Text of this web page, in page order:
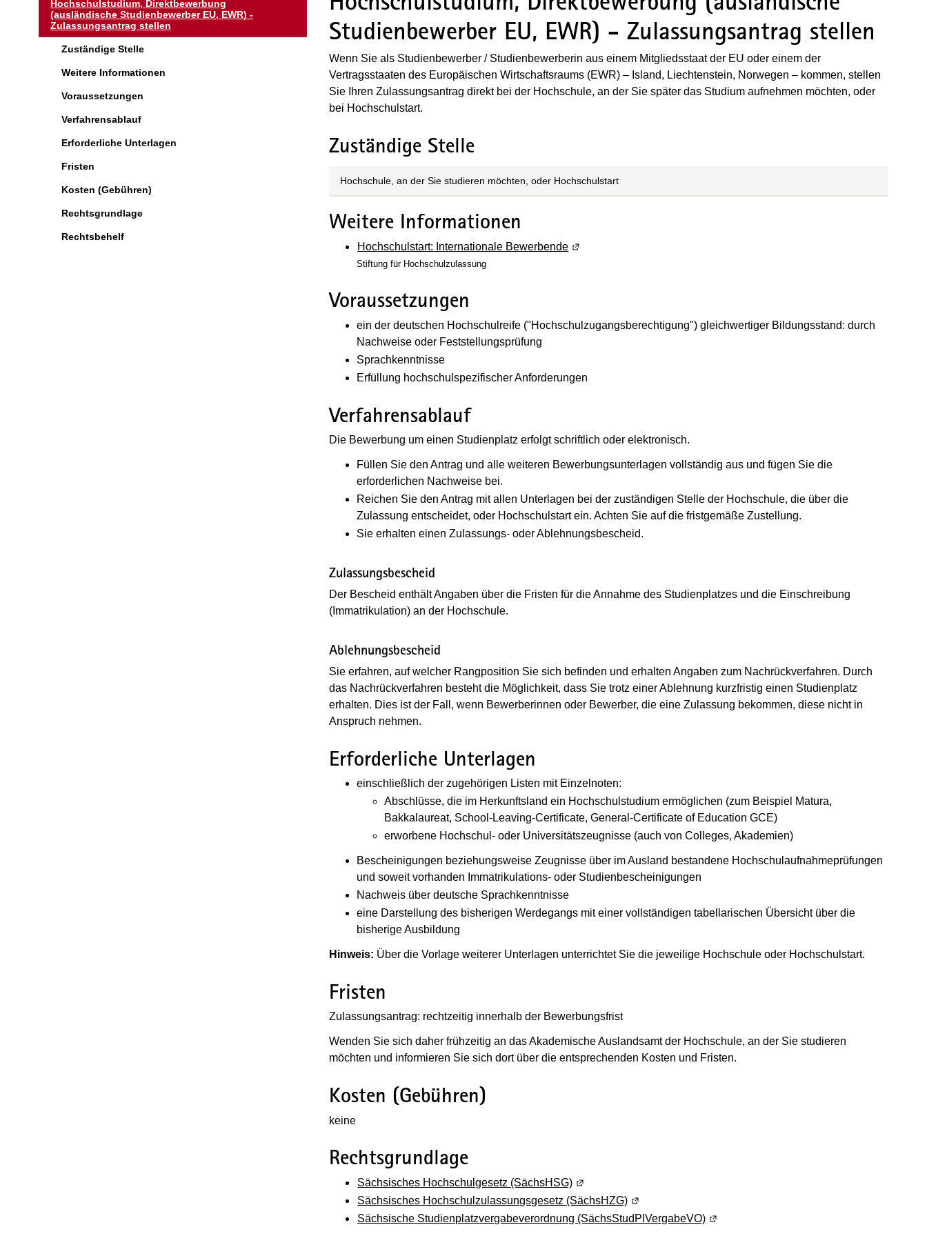
Hochschulstudium, Direktbewerbung
(ausländische Studienbewerber EU, EWR) -
Zulassungsantrag stellen
Zuständige Stelle
Weitere Informationen
Voraussetzungen
Verfahrensablauf
Erforderliche Unterlagen
Fristen
Kosten (Gebühren)
Rechtsgrundlage
Rechtsbehelf
Studienbewerber EU, EWR) - Zulassungsantrag stellen
Wenn Sie als Studienbewerber / Studienbewerberin aus einem Mitgliedsstaat der EU oder einem der
Vertragsstaaten des Europäischen Wirtschaftsraums (EWR) – Island, Liechtenstein, Norwegen – kommen, stellen
Sie Ihren Zulassungsantrag direkt bei der Hochschule, an der Sie später das Studium aufnehmen möchten, oder
bei Hochschulstart.
Zuständige Stelle
Hochschule, an der Sie studieren möchten, oder Hochschulstart
Weitere Informationen
Hochschulstart: Internationale Bewerbende (Wird in einem neuen Fenster geöffnet)
Stiftung für Hochschulzulassung
Voraussetzungen
ein der deutschen Hochschulreife ("Hochschulzugangsberechtigung") gleichwertiger Bildungsstand: durch
Nachweise oder Feststellungsprüfung
Sprachkenntnisse
Erfüllung hochschulspezifischer Anforderungen
Verfahrensablauf
Die Bewerbung um einen Studienplatz erfolgt schriftlich oder elektronisch.
Füllen Sie den Antrag und alle weiteren Bewerbungsunterlagen vollständig aus und fügen Sie die
erforderlichen Nachweise bei.
Reichen Sie den Antrag mit allen Unterlagen bei der zuständigen Stelle der Hochschule, die über die
Zulassung entscheidet, oder Hochschulstart ein. Achten Sie auf die fristgemäße Zustellung.
Sie erhalten einen Zulassungs- oder Ablehnungsbescheid.
Zulassungsbescheid
Der Bescheid enthält Angaben über die Fristen für die Annahme des Studienplatzes und die Einschreibung
(Immatrikulation) an der Hochschule.
Ablehnungsbescheid
Sie erfahren, auf welcher Rangposition Sie sich befinden und erhalten Angaben zum Nachrückverfahren. Durch
das Nachrückverfahren besteht die Möglichkeit, dass Sie trotz einer Ablehnung kurzfristig einen Studienplatz
erhalten. Dies ist der Fall, wenn Bewerberinnen oder Bewerber, die eine Zulassung bekommen, diese nicht in
Anspruch nehmen.
Erforderliche Unterlagen
einschließlich der zugehörigen Listen mit Einzelnoten:
Abschlüsse, die im Herkunftsland ein Hochschulstudium ermöglichen (zum Beispiel Matura,
Bakkalaureat, School-Leaving-Certificate, General-Certificate of Education GCE)
erworbene Hochschul- oder Universitätszeugnisse (auch von Colleges, Akademien)
Bescheinigungen beziehungsweise Zeugnisse über im Ausland bestandene Hochschulaufnahmeprüfungen
und soweit vorhanden Immatrikulations- oder Studienbescheinigungen
Nachweis über deutsche Sprachkenntnisse
eine Darstellung des bisherigen Werdegangs mit einer vollständigen tabellarischen Übersicht über die
bisherige Ausbildung
Hinweis: Über die Vorlage weiterer Unterlagen unterrichtet Sie die jeweilige Hochschule oder Hochschulstart.
Fristen
Zulassungsantrag: rechtzeitig innerhalb der Bewerbungsfrist
Wenden Sie sich daher frühzeitig an das Akademische Auslandsamt der Hochschule, an der Sie studieren
möchten und informieren Sie sich dort über die entsprechenden Kosten und Fristen.
Kosten (Gebühren)
keine
Rechtsgrundlage
Sächsisches Hochschulgesetz (SächsHSG) (Wird in einem neuen Fenster geöffnet)
Sächsisches Hochschulzulassungsgesetz (SächsHZG) (Wird in einem neuen Fenster geöffnet)
Sächsische Studienplatzvergabeverordnung (SächsStudPlVergabeVO) (Wird in einem neuen Fenster geöffnet)